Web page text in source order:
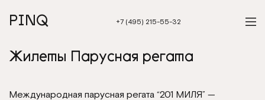
PINQ +7 (495) 215-55-32
Жилеты Парусная регата
Международная парусная регата “201 МИЛЯ” —